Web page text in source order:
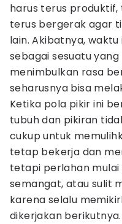
harus terus
terus bergerak agar
lain. Akibatnya,
sebagai sesuatu
menimbulkan rasa
seharusnya bisa
Ketika pola pikir ini
tubuh dan pikiran
cukup untuk
tetap bekerja dan
tetapi perlahan mulai
semangat, atau sulit
karena selalu
dikerjakan berikutnya.